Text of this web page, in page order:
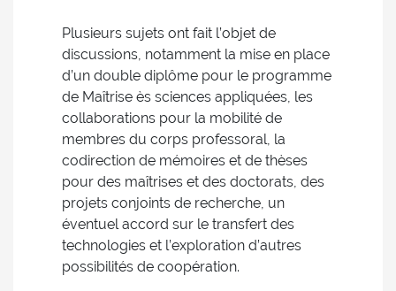
Plusieurs sujets ont fait l’objet de
discussions, notamment la mise en place
d’un double diplôme pour le programme
de Maîtrise ès sciences appliquées, les
collaborations pour la mobilité de
membres du corps professoral, la
codirection de mémoires et de thèses
pour des maîtrises et des doctorats, des
projets conjoints de recherche, un
éventuel accord sur le transfert des
technologies et l’exploration d’autres
possibilités de coopération.